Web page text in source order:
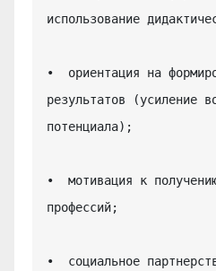
использование
•  ориентация на
результатов (усиление
потенциала);
•  мотивация к
профессий;
•  социальное